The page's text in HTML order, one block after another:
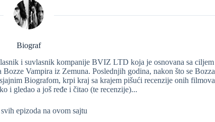
Biograf
i suvlasnik kompanije BVIZ LTD koja je osnovana sa ciljem
Vampira iz Zemuna. Poslednjih godina, nakon što se Bozza
Biografom, krpi kraj sa krajem pišući recenzije onih filmova
i gledao a još ređe i čitao (te recenzije)...
epizoda na ovom sajtu